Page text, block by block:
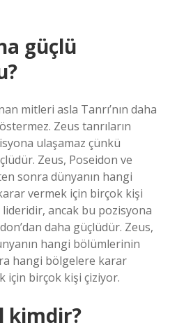
güçlü
mitleri asla Tanrı’nın daha
Zeus tanrıların
ulaşamaz çünkü
Zeus, Poseidon ve
sonra dünyanın hangi
vermek için birçok kişi
lideridir, ancak bu pozisyona
daha güçlüdür. Zeus,
hangi bölümlerinin
hangi bölgelere karar
için birçok kişi çiziyor.
kimdir?